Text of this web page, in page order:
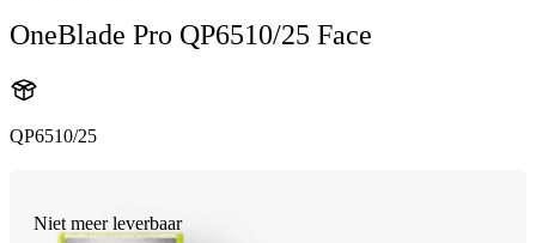
OneBlade Pro QP6510/25 Face
QP6510/25
Niet meer leverbaar